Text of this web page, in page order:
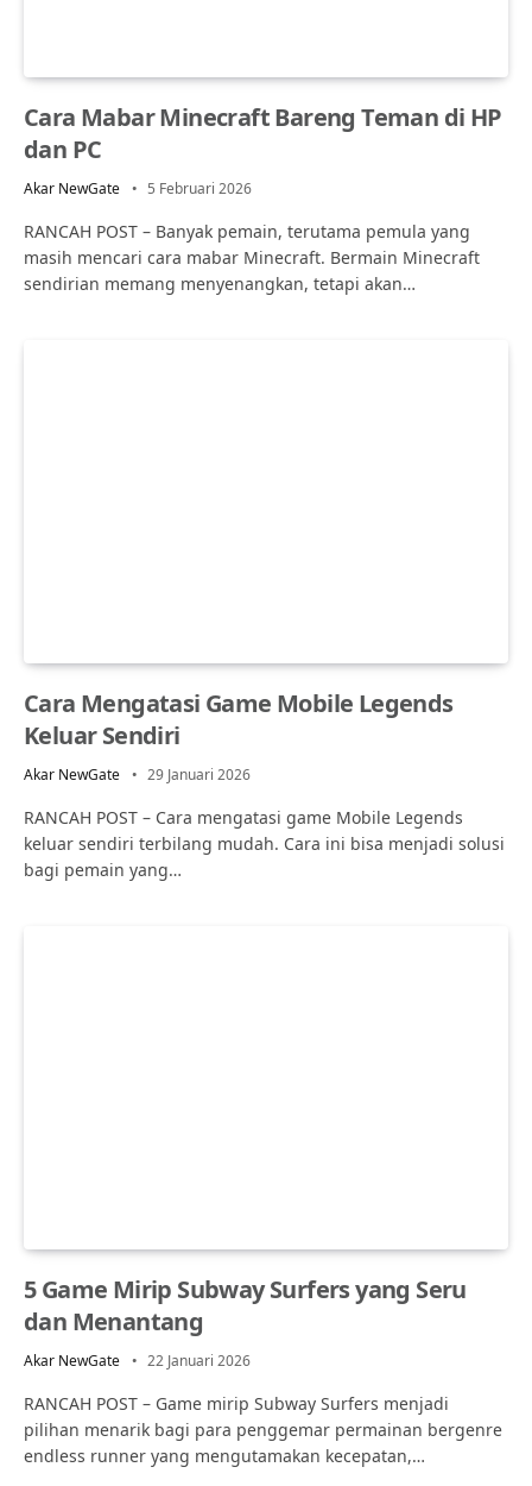
Cara Mabar Minecraft Bareng Teman di HP
dan PC
Akar NewGate 5 Februari 2026
RANCAH POST – Banyak pemain, terutama pemula yang
masih mencari cara mabar Minecraft. Bermain Minecraft
sendirian memang menyenangkan, tetapi akan…
Cara Mengatasi Game Mobile Legends
Keluar Sendiri
Akar NewGate 29 Januari 2026
RANCAH POST – Cara mengatasi game Mobile Legends
keluar sendiri terbilang mudah. Cara ini bisa menjadi solusi
bagi pemain yang…
5 Game Mirip Subway Surfers yang Seru
dan Menantang
Akar NewGate 22 Januari 2026
RANCAH POST – Game mirip Subway Surfers menjadi
pilihan menarik bagi para penggemar permainan bergenre
endless runner yang mengutamakan kecepatan,…